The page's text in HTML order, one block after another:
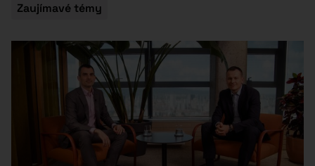
Zaujímavé témy